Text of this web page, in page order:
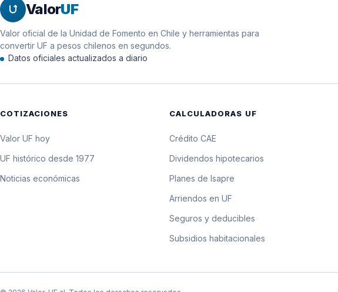
12 de junio de 2001
11 de junio de 2001
7 de junio de 2001
ValorUF
Valor oficial de la Unidad de Fomento en Chile y herramientas para
convertir UF a pesos chilenos en segundos.
Datos oficiales actualizados a diario
COTIZACIONES
Valor UF hoy
UF histórico desde 1977
Noticias económicas
CALCULADORAS UF
Crédito CAE
Dividendos hipotecarios
Planes de Isapre
Arriendos en UF
Seguros y deducibles
Subsidios habitacionales